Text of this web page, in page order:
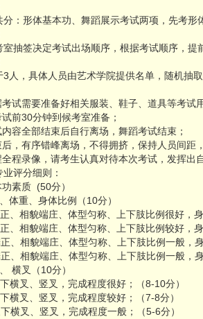
：形体基本功、舞蹈展示考试两项，先考形
室抽签决定考试出场顺序，根据考试顺序，提
人，具体人员由艺术学院提供名单，随机抽取
试需要准备好相关服装、鞋子、道具等考试
前30分钟到候考室准备；
容全部结束后自行离场，舞蹈考试结束；
，有序错峰离场，不得拥挤，保持人员间距
程录像，请考生认真对待本次考试，发挥出
评分细则：
素质 (50分）
体重、身体比例（10分）
、相貌端庄、体型匀称、上下肢比例很好，
、相貌端庄、体型匀称、上下肢比例较好，
、相貌端庄、体型匀称、上下肢比例一般，
、相貌端庄、体型匀称、上下肢比例一般，
横叉（10分）
横叉、竖叉，完成程度很好；（8-10分）
横叉、竖叉，完成程度较好；（7-8分）
横叉、竖叉，完成程度一般；（5-6分）